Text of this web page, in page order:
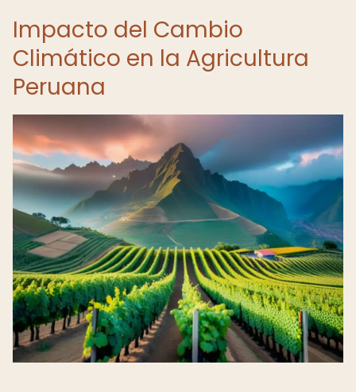
Impacto del Cambio
Climático en la Agricultura
Peruana